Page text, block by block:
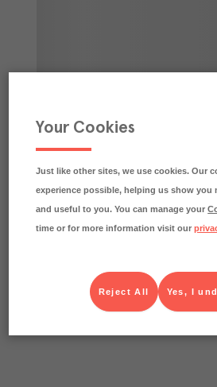
Your Cookies
Just like other sites, we use cookies. Our
experience possible, helping us show you
and useful to you. You can manage your
time or for more information visit our
Yes, I
Reject All